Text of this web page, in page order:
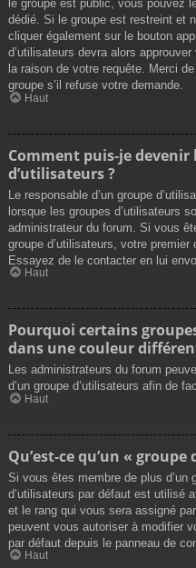
le groupe est public, vous pouvez
dédié. Si le groupe est restreint et
cliquer également sur le bouton
d’utilisateurs devra alors
la raison de votre requête. Merci
groupe s’il refuse votre demande.
Haut
Comment puis-je devenir
d’utilisateurs ?
Le responsable d’un groupe
lorsque les groupes d’utilisateurs
administrateur du forum. Si vous
groupe d’utilisateurs, votre
Essayez de le contacter en lui
Haut
Pourquoi certains
dans une couleur
Les administrateurs du forum
d’un groupe d’utilisateurs afin de
Haut
Qu’est-ce qu’un «
Si vous êtes membre de plus d’un
d’utilisateurs par défaut est utilisé
et le rang qui vous sera assigné
peuvent vous autoriser à modifier
par défaut depuis le panneau de
Haut